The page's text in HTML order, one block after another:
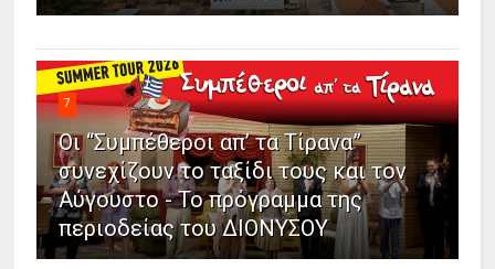
7
Οι “Συμπέθεροι απ’ τα Τίρανα”
συνεχίζουν το ταξίδι τους και τον
Αύγουστο - Το πρόγραμμα της
περιοδείας του ΔΙΟΝΥΣΟΥ